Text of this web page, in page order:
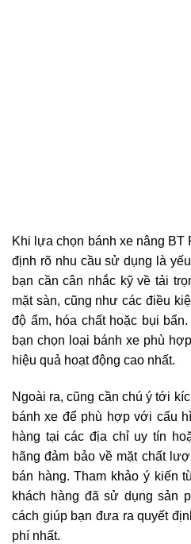
Khi lựa chọn bánh xe nâng BT
định rõ nhu cầu sử dụng là
bạn cần cân nhắc kỹ về tải
mặt sàn, cũng như các điều
độ ẩm, hóa chất hoặc bụi
bạn chọn loại bánh xe phù
hiệu quả hoạt động cao nhất.
Ngoài ra, cũng cần chú ý tới
bánh xe để phù hợp với cấu
hàng tại các địa chỉ uy tín
hãng đảm bảo về mặt chất
bán hàng. Tham khảo ý kiến
khách hàng đã sử dụng sản
cách giúp bạn đưa ra quyết
phí nhất.